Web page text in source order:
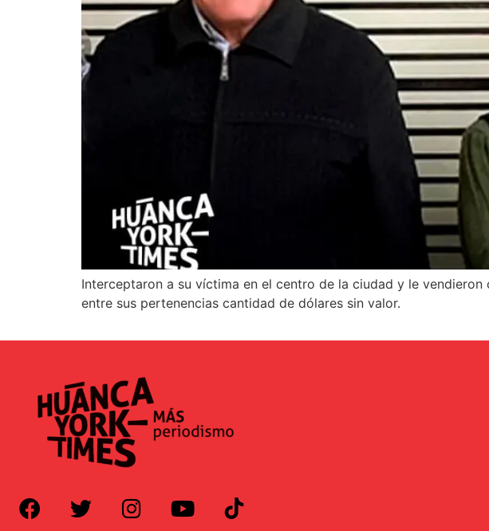
Interceptaron a su víctima en el centro de la ciudad y le
entre sus pertenencias cantidad de dólares sin valor.